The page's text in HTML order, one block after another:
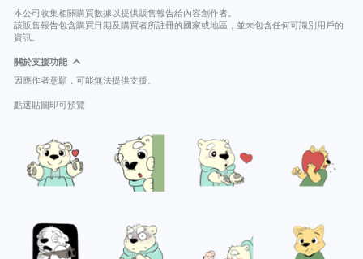
本公司收集相關購買數據以提供販售報告給內容創作者。
該販售報告包含購買日期及購買者所註冊的國家或地區，並未包含任何可識別用戶的
資訊。
關於支援功能
因應作者意願，可能無法提供支援。
點選貼圖即可預覽